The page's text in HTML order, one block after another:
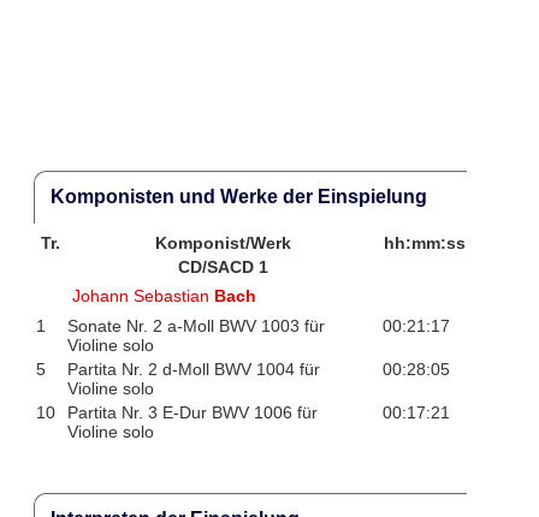
Komponisten und Werke der Einspielung
Tr. Komponist/Werk
hh:mm:ss
CD/SACD 1
Johann Sebastian Bach
1
Sonate Nr. 2 a-Moll BWV 1003 für
Violine solo
00:21:17
5
Partita Nr. 2 d-Moll BWV 1004 für
Violine solo
00:28:05
10
Partita Nr. 3 E-Dur BWV 1006 für
Violine solo
00:17:21